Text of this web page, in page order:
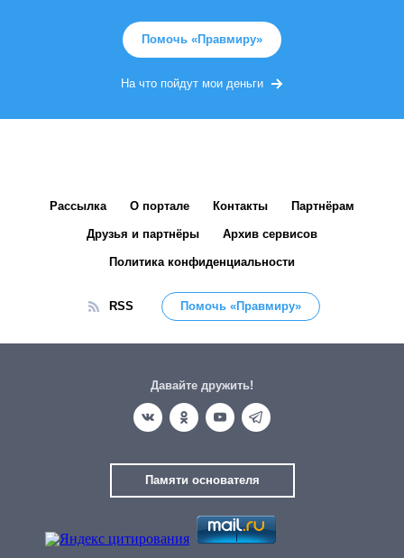
Помочь «Правмиру»
На что пойдут мои деньги
Рассылка О портале Контакты Партнёрам
Друзья и партнёры Архив сервисов
Политика конфиденциальности
RSS Помочь «Правмиру»
Давайте дружить!
Памяти основателя